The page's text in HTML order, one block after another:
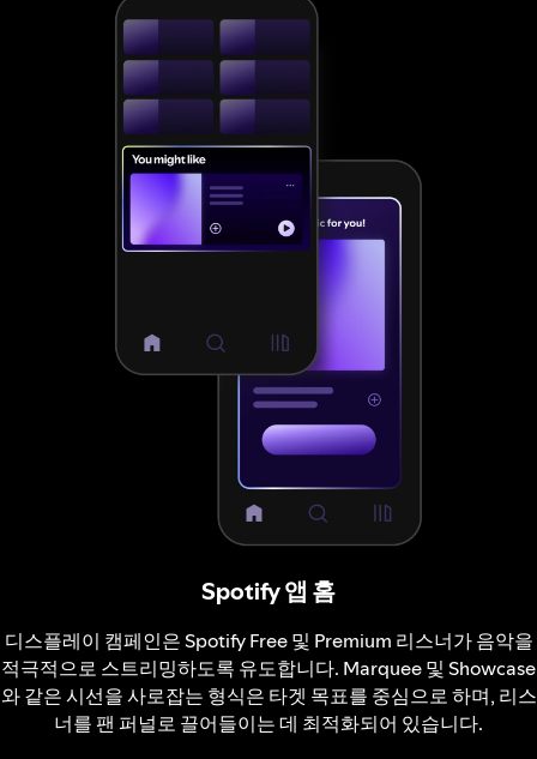
Spotify 앱 홈
디스플레이 캠페인은 Spotify Free 및 Premium 리스너가 음악을
적극적으로 스트리밍하도록 유도합니다. Marquee 및 Showcase
와 같은 시선을 사로잡는 형식은 타겟 목표를 중심으로 하며, 리스
너를 팬 퍼널로 끌어들이는 데 최적화되어 있습니다.